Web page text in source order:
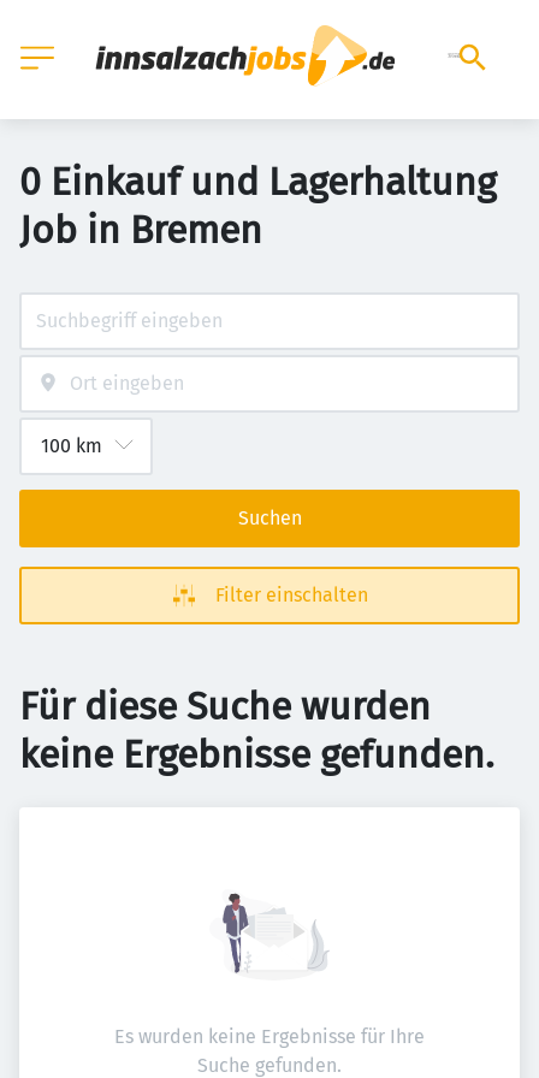
0 Einkauf und Lagerhaltung
Job in Bremen
Suchen
Filter einschalten
Für diese Suche wurden
keine Ergebnisse gefunden.
Es wurden keine Ergebnisse für Ihre
Suche gefunden.